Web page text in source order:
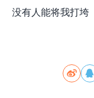
没有人能将我打垮
 